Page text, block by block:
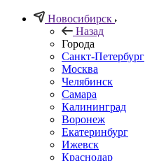
Новосибирск
Назад
Города
Санкт-Петербург
Москва
Челябинск
Самара
Калининград
Воронеж
Екатеринбург
Ижевск
Краснодар